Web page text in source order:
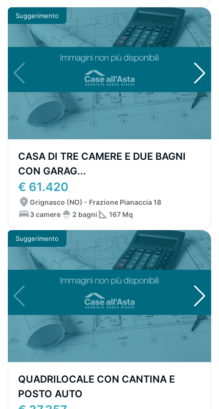
Suggerimento
CASA DI TRE CAMERE E DUE BAGNI
CON GARAG...
€ 61.420
Grignasco (NO) - Frazione Pianaccia 18
3 camere
2 bagni 167 Mq
Suggerimento
QUADRILOCALE CON CANTINA E
POSTO AUTO